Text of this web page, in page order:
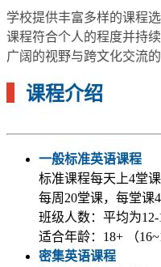
学校提供丰富多样的课程
课程符合个人的程度并持
广阔的视野与跨文化交流的
课程介绍
一般标准英语课程
标准课程每天上4堂
每周20堂课，每堂课
班级人数：平均为12-
适合年龄：18+ （
密集英语课程